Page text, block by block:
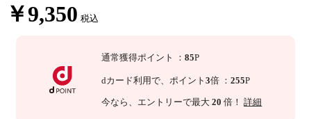
￥9,350 税込
通常獲得ポイント ：85P
dカード利用で、 ポイント3倍 ：255P
今なら 、エントリーで最大 20 倍！詳細